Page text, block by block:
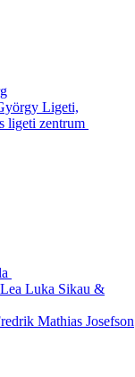
Ligeti,
ligeti zentrum
Luka Sikau &
Mathias Josefson